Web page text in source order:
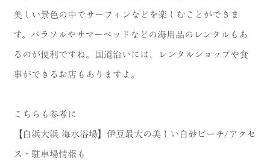
美しい景色の中でサーフィンなどを楽しむことができま
す。パラソルやサマーベッドなどの海用品のレンタルもあ
るのが便利ですね。国道沿いには、レンタルショップや食
事ができるお店もありますよ。
こちらも参考に
【白浜大浜 海水浴場】伊豆最大の美しい白砂ビーチ/アクセ
ス・駐車場情報も